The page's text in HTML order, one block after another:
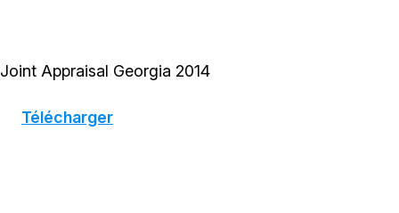
Joint Appraisal Georgia 2014
Télécharger